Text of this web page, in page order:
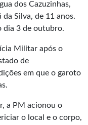
dos Cazuzinhas,
Silva, de 11 anos.
dia 3 de outubro.
Militar após o
de
em que o garoto
a PM acionou o
o local e o corpo,